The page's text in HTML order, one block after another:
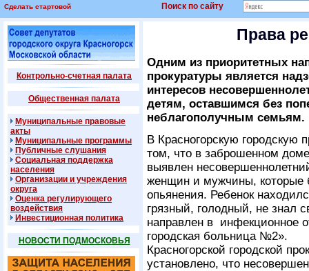
Сделать стартовой Поиск по сайту
Контрольно-счетная палата
Общественная палата
Муниципальные правовые
акты
Муниципальные программы
Публичные слушания
Социальная поддержка
населения
Организации и учреждения
округа
Оценка регулирующего
воздействия
Инвестиционная политика
НОВОСТИ ПОДМОСКОВЬЯ
Права
Одним из приоритетных
прокуратуры является
интересов
детям, оставшимся без
неблагополучным семьям.
В Красногорскую городскую
том, что в заброшенном
выявлен
женщин и мужчины, которые
опьянения. Ребенок
грязный, голодный, не
направлен в инфекционное
городская больница №2».
Красногорской городской
установлено, что